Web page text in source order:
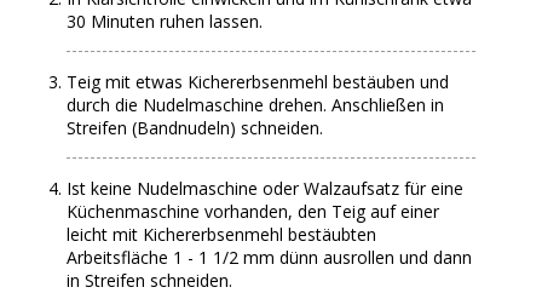
30 Minuten ruhen lassen.
Teig mit etwas Kichererbsenmehl bestäuben und
durch die Nudelmaschine drehen. Anschließen in
Streifen (Bandnudeln) schneiden.
Ist keine Nudelmaschine oder Walzaufsatz für eine
Küchenmaschine vorhanden, den Teig auf einer
leicht mit Kichererbsenmehl bestäubten
Arbeitsfläche 1 - 1 1/2 mm dünn ausrollen und dann
in Streifen schneiden.